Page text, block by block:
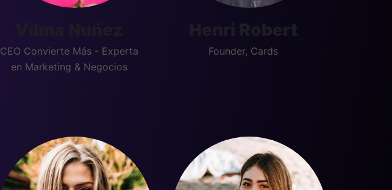
CEO Convierte Más - Experta
en Marketing & Negocios
Founder, Cards